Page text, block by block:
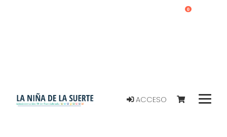
ACCESO
0